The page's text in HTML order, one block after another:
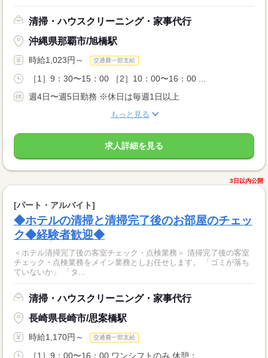
清掃・ハウスクリーニング・家事代行
沖縄県那覇市/旭橋駅
時給1,023円～ 交通費一部支給
［1］9：30〜15：00 ［2］10：00〜16：00 ...
週4日〜週5日勤務 ※休日は毎週1日以上
もっと見る
求人詳細を見る
3日以内公開
[パート・アルバイト]
◆ホテルの清掃と清掃完了後のお部屋のチェッ
ク◆経験者歓迎◆
＜ホテル清掃完了後の客室チェック・点検業務＞ 清掃完了後の客室
チェック・点検業務をメイン業務としお任せします。 「ゴミが落ち
ていないか」 「タ...
清掃・ハウスクリーニング・家事代行
長崎県長崎市/思案橋駅
時給1,170円～ 交通費一部支給
［1］9：00〜16：00 ワンシフトのみ 休憩：...